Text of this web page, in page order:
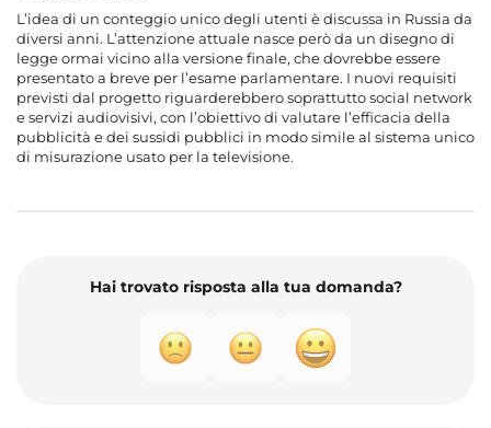
L’idea di un conteggio unico degli utenti è discussa in Russia da
diversi anni. L’attenzione attuale nasce però da un disegno di
legge ormai vicino alla versione finale, che dovrebbe essere
presentato a breve per l’esame parlamentare. I nuovi requisiti
previsti dal progetto riguarderebbero soprattutto social network
e servizi audiovisivi, con l’obiettivo di valutare l’efficacia della
pubblicità e dei sussidi pubblici in modo simile al sistema unico
di misurazione usato per la televisione.
Hai trovato risposta alla tua domanda?